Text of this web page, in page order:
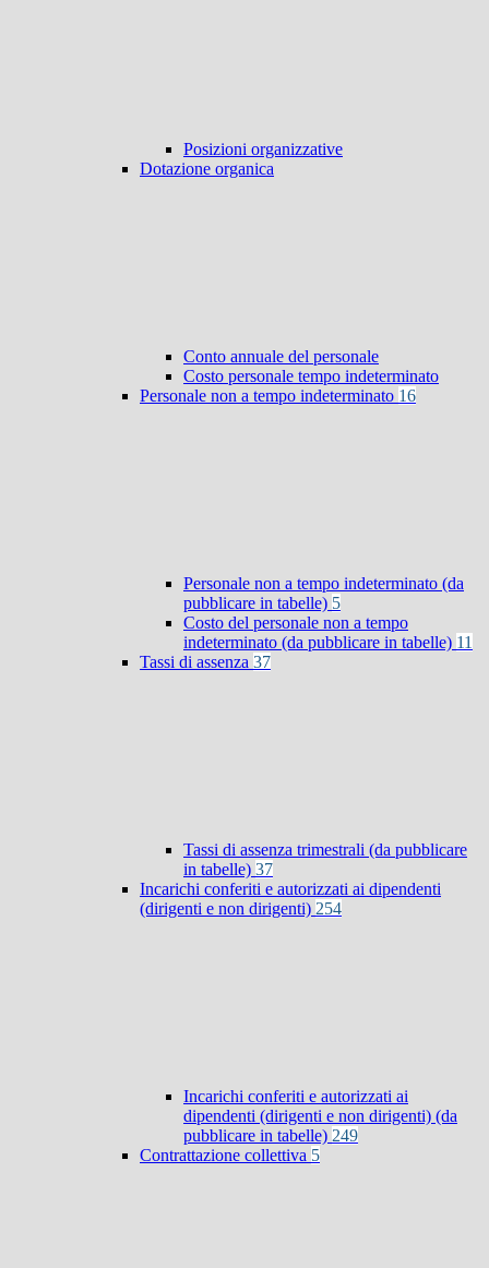
Posizioni organizzative
Dotazione organica
Conto annuale del personale
Costo personale tempo indeterminato
Personale non a tempo indeterminato 16
Personale non a tempo indeterminato (da
pubblicare in tabelle) 5
Costo del personale non a tempo
indeterminato (da pubblicare in tabelle) 11
Tassi di assenza 37
Tassi di assenza trimestrali (da pubblicare
in tabelle) 37
Incarichi conferiti e autorizzati ai dipendenti
(dirigenti e non dirigenti) 254
Incarichi conferiti e autorizzati ai
dipendenti (dirigenti e non dirigenti) (da
pubblicare in tabelle) 249
Contrattazione collettiva 5